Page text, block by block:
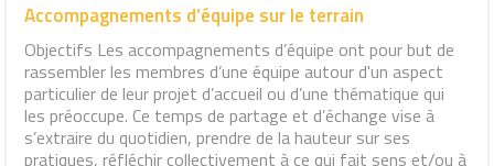
Accompagnements d’équipe sur le terrain
Objectifs Les accompagnements d’équipe ont pour but de
rassembler les membres d’une équipe autour d'un aspect
particulier de leur projet d’accueil ou d’une thématique qui
les préoccupe. Ce temps de partage et d’échange vise à
s’extraire du quotidien, prendre de la hauteur sur ses
pratiques, réfléchir collectivement à ce qui fait sens et/ou à